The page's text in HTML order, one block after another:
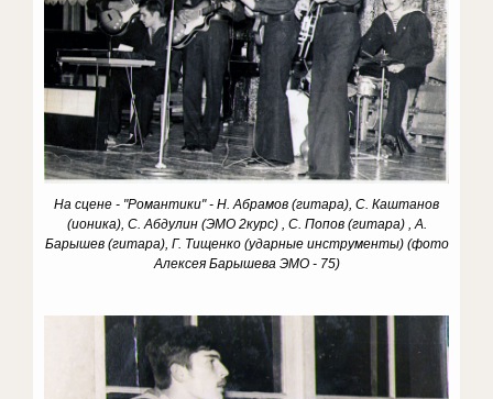
На сцене - "Романтики" - Н. Абрамов (гитара), С. Каштанов
(ионика), С. Абдулин (ЭМО 2курс) , С. Попов (гитара) , А.
Барышев (гитара), Г. Тищенко (ударные инструменты) (фото
Алексея Барышева ЭМО - 75)